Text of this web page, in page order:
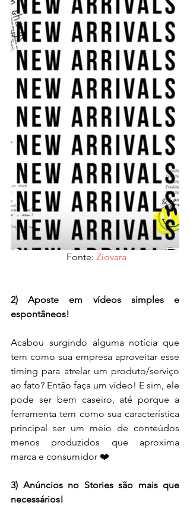
Fonte: Ziovara
2) Aposte em vídeos simples e
espontâneos!
Acabou surgindo alguma notícia que
tem como sua empresa aproveitar esse
timing para atrelar um produto/serviço
ao fato? Então faça um vídeo! E sim, ele
pode ser bem caseiro, até porque a
ferramenta tem como sua característica
principal ser um meio de conteúdos
menos produzidos que aproxima
marca e consumidor ❤️
3) Anúncios no Stories são mais que
necessários!